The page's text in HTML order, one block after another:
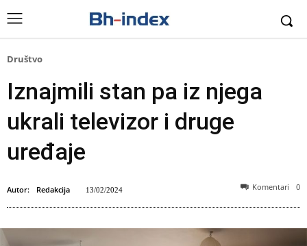
Društvo
Iznajmili stan pa iz njega
ukrali televizor i druge
uređaje
Autor: Redakcija 13/02/2024 Komentari 0